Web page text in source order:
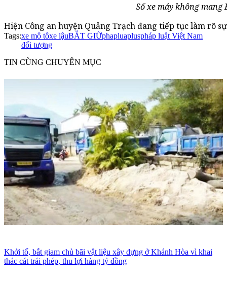
Số xe máy không
Hiện Công an huyện Quảng Trạch đang tiếp tục làm rõ
Tags:xe mô tôxe lậuBẮT GIỮphapluapluspháp luật Việt Nam
đối tượng
TIN CÙNG CHUYÊN MỤC
Khởi tố, bắt giam chủ bãi vật liệu xây dựng ở Khánh Hòa vì khai
thác cát trái phép, thu lợi hàng tỷ đồng